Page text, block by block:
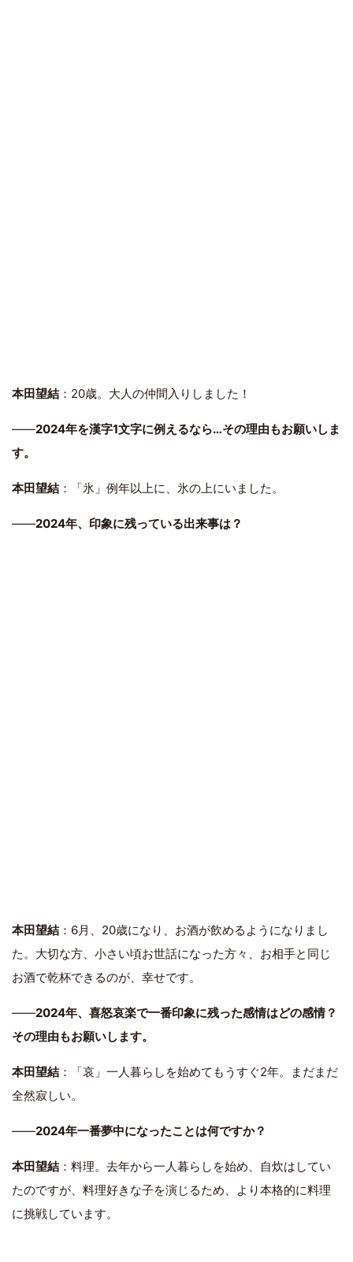
本田望結 ：20歳。大人の仲間入りしました！
――2024年を漢字1文字に例えるなら…その理由もお願いしま
す。
本田望結 ：「氷」例年以上に、氷の上にいました。
――2024年、印象に残っている出来事は？
本田望結 ：6月、20歳になり、お酒が飲めるようになりまし
た。大切な方、小さい頃お世話になった方々、お相手と同じ
お酒で乾杯できるのが、幸せです。
――2024年、喜怒哀楽で一番印象に残った感情はどの感情？
その理由もお願いします。
本田望結 ：「哀」一人暮らしを始めてもうすぐ2年。まだまだ
全然寂しい。
――2024年一番夢中になったことは何ですか？
本田望結 ：料理。去年から一人暮らしを始め、自炊はしてい
たのですが、料理好きな子を演じるため、より本格的に料理
に挑戦しています。